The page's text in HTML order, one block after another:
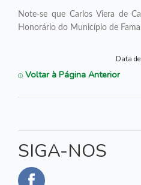
Note-se que Carlos Viera de
Honorário do Município de
Data
Voltar à Página Anterior
SIGA-NOS